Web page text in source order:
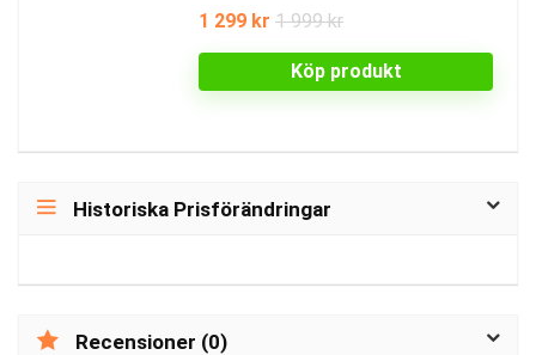
1 299 kr 1 999 kr
Köp produkt
Historiska Prisförändringar
Recensioner (0)